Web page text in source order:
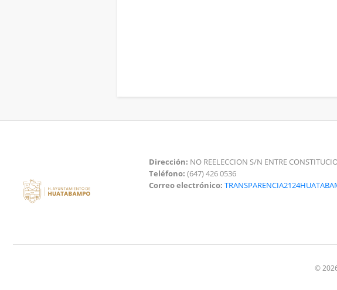
Dirección: NO REELECCION S/N ENTRE
Teléfono: (647) 426 0536
Correo electrónico:
©